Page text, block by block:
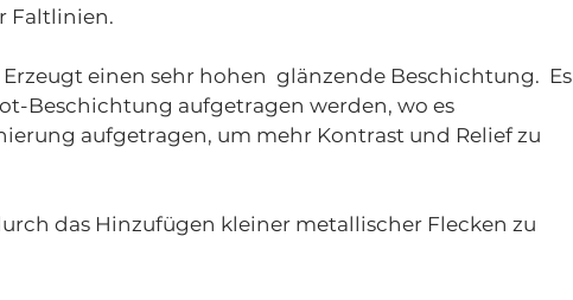
Faltlinien.
Erzeugt einen sehr hohen glänzende Beschichtung. Es
Beschichtung aufgetragen werden, wo es
aufgetragen, um mehr Kontrast und Relief zu
das Hinzufügen kleiner metallischer Flecken zu